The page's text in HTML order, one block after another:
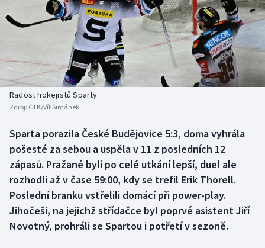
Americký fotbal
Baseball a softbal
Basketbal
Biatlon
Box
Curling
Dostihy
Florbal
NEPŘEHLÉDNĚTE
Historické návraty
Aplikace ČT sport
Radost hokejistů Sparty
Zdroj: ČTK/Vít Šimánek
Sparta porazila České Budějovice 5:3, doma vyhrála
pošesté za sebou a uspěla v 11 z posledních 12
zápasů. Pražané byli po celé utkání lepší, duel ale
rozhodli až v čase 59:00, kdy se trefil Erik Thorell.
Poslední branku vstřelili domácí při power-play.
Jihočeši, na jejichž střídačce byl poprvé asistent Jiří
Novotný, prohráli se Spartou i potřetí v sezoně.